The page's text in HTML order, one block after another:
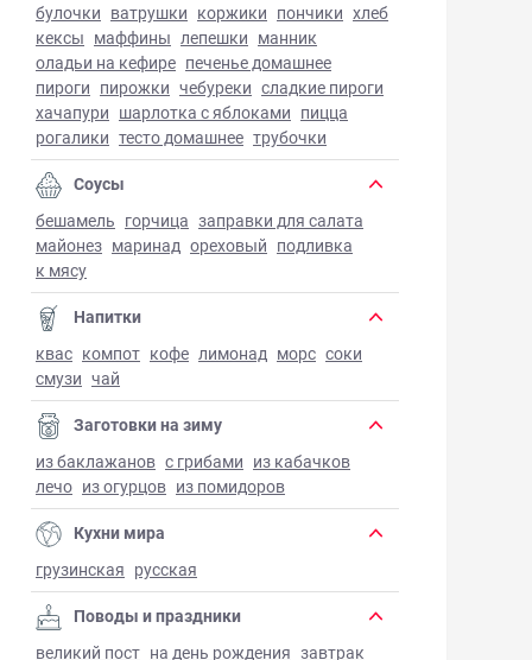
булочки ватрушки коржики пончики хлеб
кексы маффины лепешки манник
оладьи на кефире печенье домашнее
пироги пирожки чебуреки сладкие пироги
хачапури шарлотка с яблоками пицца
рогалики тесто домашнее трубочки
Соусы
бешамель горчица заправки для салата
майонез маринад ореховый подливка
к мясу
Напитки
квас компот кофе лимонад морс соки
смузи чай
Заготовки на зиму
из баклажанов с грибами из кабачков
лечо из огурцов из помидоров
Кухни мира
грузинская русская
Поводы и праздники
великий пост на день рождения завтрак